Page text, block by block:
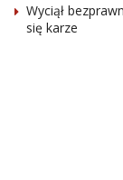
Wyciął
się karze